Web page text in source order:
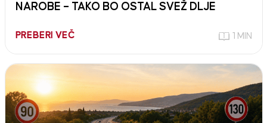
NAROBE – TAKO BO OSTAL SVEŽ DLJE
PREBERI VEČ 1 MIN